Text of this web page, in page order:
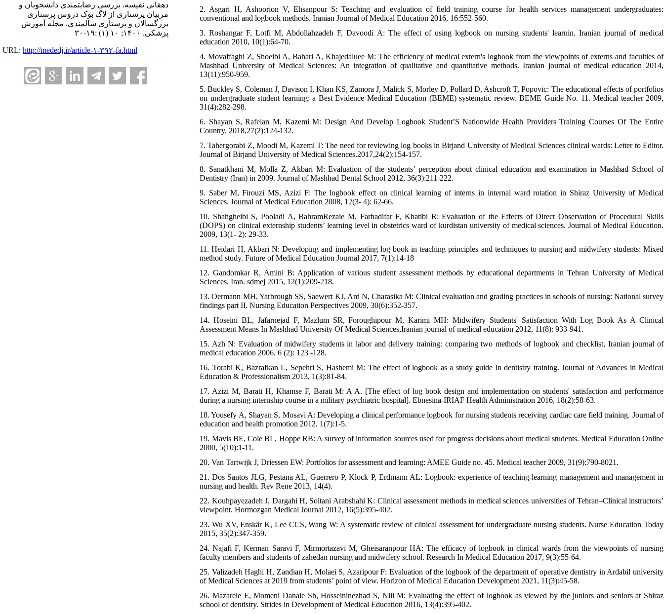
دهقانی نفیسه. بررسی رضایتمندی دانشجویان و
مربیان پرستاری از لاگ بوک دروس پرستاری
بزرگسالان و پرستاری سالمندی. مجله آموزش
پزشکی. ۱۴۰۰; ۱۰ (۱) :۱۹-۳۰
URL: http://mededj.ir/article-۱-۳۹۲-fa.html
2. Asgari H, Ashoorion V, Ehsanpour S: Teaching and evaluation of field training course for health services management undergraduates:
conventional and logbook methods. Iranian Journal of Medical Education 2016, 16:552-560.
3. Roshangar F, Lotfi M, Abdollahzadeh F, Davoodi A: The effect of using logbook on nursing students' learnin. Iranian journal of medical
education 2010, 10(1):64-70.
4. Movaffaghi Z, Shoeibi A, Bahari A, Khajedaluee M: The efficiency of medical extern's logbook from the viewpoints of externs and faculties of
Mashhad University of Medical Sciences: An integration of qualitative and quantitative methods. Iranian journal of medical education 2014,
13(11):950-959.
5. Buckley S, Coleman J, Davison I, Khan KS, Zamora J, Malick S, Morley D, Pollard D, Ashcroft T, Popovic: The educational effects of portfolios
on undergraduate student learning: a Best Evidence Medical Education (BEME) systematic review. BEME Guide No. 11. Medical teacher 2009,
31(4):282-298.
6. Shayan S, Rafeian M, Kazemi M: Design And Develop Logbook Student’S Nationwide Health Providers Training Courses Of The Entire
Country. 2018,27(2):124-132.
7. Tahergorabi Z, Moodi M, Kazemi T: The need for reviewing log books in Birjand University of Medical Sciences clinical wards: Letter to Editor.
Journal of Birjand University of Medical Sciences.2017,24(2):154-157.
8. Sanatkhani M, Molla Z, Akbari M: Evaluation of the students’ perception about clinical education and examination in Mashhad School of
Dentistry (Iran) in 2009. Journal of Mashhad Dental School 2012, 36(3):211-222.
9. Saber M, Firouzi MS, Azizi F: The logbook effect on clinical learning of interns in internal ward rotation in Shiraz University of Medical
Sciences. Journal of Medical Education 2008, 12(3- 4): 62-66.
10. Shahgheibi S, Pooladi A, BahramRezaie M, Farhadifar F, Khatibi R: Evaluation of the Effects of Direct Observation of Procedural Skills
(DOPS) on clinical externship students’ learning level in obstetrics ward of kurdistan university of medical sciences. Journal of Medical Education.
2009, 13(1- 2): 29-33.
11. Heidari H, Akbari N: Developing and implementing log book in teaching principles and techniques to nursing and midwifery students: Mixed
method study. Future of Medical Education Journal 2017, 7(1):14-18
12. Gandomkar R, Amini B: Application of various student assessment methods by educational departments in Tehran University of Medical
Sciences, Iran. sdmej 2015, 12(1):209-218.
13. Oermann MH, Yarbrough SS, Saewert KJ, Ard N, Charasika M: Clinical evaluation and grading practices in schools of nursing: National survey
findings part II. Nursing Education Perspectives 2009, 30(6):352-357.
14. Hoseini BL, Jafarnejad F, Mazlum SR, Foroughipour M, Karimi MH: Midwifery Students' Satisfaction With Log Book As A Clinical
Assessment Means In Mashhad University Of Medical Sciences,Iranian journal of medical education 2012, 11(8): 933-941.
15. Azh N: Evaluation of midwifery students in labor and delivery training: comparing two methods of logbook and checklist, Iranian journal of
medical education 2006, 6 (2): 123 -128.
16. Torabi K, Bazrafkan L, Sepehri S, Hashemi M: The effect of logbook as a study guide in dentistry training. Journal of Advances in Medical
Education & Professionalism 2013, 1(3):81-84.
17. Azizi M, Barati H, Khamse F, Barati M: A A. [The effect of log book design and implementation on students' satisfaction and performance
during a nursing internship course in a military psychiatric hospital]. Ebnesina-IRIAF Health Administration 2016, 18(2):58-63.
18. Yousefy A, Shayan S, Mosavi A: Developing a clinical performance logbook for nursing students receiving cardiac care field training. Journal of
education and health promotion 2012, 1(7):1-5.
19. Mavis BE, Cole BL, Hoppe RB: A survey of information sources used for progress decisions about medical students. Medical Education Online
2000, 5(10):1-11.
20. Van Tartwijk J, Driessen EW: Portfolios for assessment and learning: AMEE Guide no. 45. Medical teacher 2009, 31(9):790-8021.
21. Dos Santos JLG, Pestana AL, Guerrero P, Klock P, Erdmann AL: Logbook: experience of teaching-learning management and management in
nursing and health. Rev Rene 2013, 14(4).
22. Kouhpayezadeh J, Dargahi H, Soltani Arabshahi K: Clinical assessment methods in medical sciences universities of Tehran–Clinical instructors’
viewpoint. Hormozgan Medical Journal 2012, 16(5):395-402.
23. Wu XV, Enskär K, Lee CCS, Wang W: A systematic review of clinical assessment for undergraduate nursing students. Nurse Education Today
2015, 35(2):347-359.
24. Najafi F, Kerman Saravi F, Mirmortazavi M, Gheisaranpour HA: The efficacy of logbook in clinical wards from the viewpoints of nursing
faculty members and students of zahedan nursing and midwifery school. Research In Medical Education 2017, 9(3):55-64.
25. Valizadeh Haghi H, Zandian H, Molaei S, Azaripour F: Evaluation of the logbook of the department of operative dentistry in Ardabil university
of Medical Sciences at 2019 from students’ point of view. Horizon of Medical Education Development 2021, 11(3):45-58.
26. Mazareie E, Momeni Danaie Sh, Hosseininezhad S, Nili M: Evaluating the effect of logbook as viewed by the juniors and seniors at Shiraz
school of dentistry. Strides in Development of Medical Education 2016, 13(4):395-402.